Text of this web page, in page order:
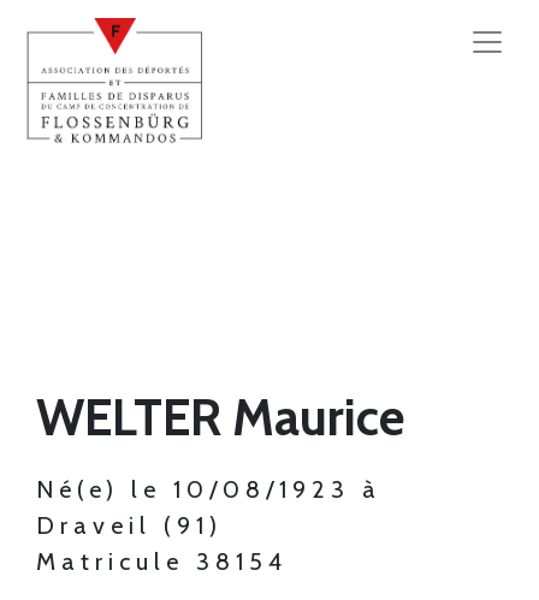
WELTER Maurice
Né(e) le 10/08/1923 à
Draveil (91)
Matricule 38154